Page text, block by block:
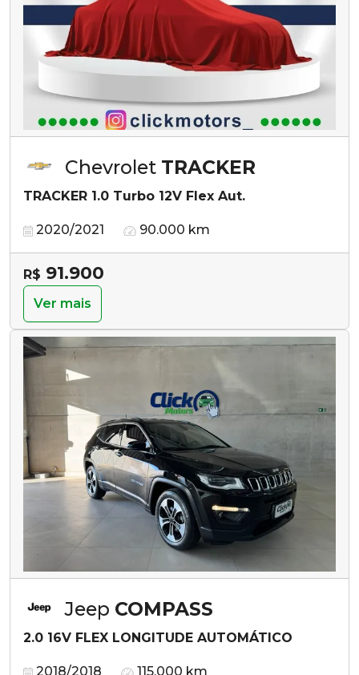
Chevrolet TRACKER
TRACKER 1.0 Turbo 12V Flex Aut.
2020/2021 90.000 km
R$ 91.900
Ver mais
Jeep COMPASS
2.0 16V FLEX LONGITUDE AUTOMÁTICO
2018/2018 115.000 km